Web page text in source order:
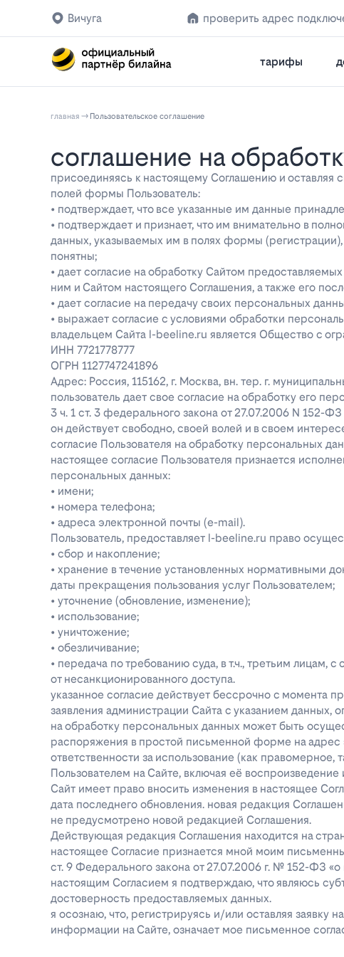
Вичуга проверить адрес
тарифы
главная Пользовательское соглашение
соглашение на
присоединяясь к настоящему Соглашению и оставляя
полей формы Пользователь:
• подтверждает, что все указанные им данные
• подтверждает и признает, что им внимательно в
данных, указываемых им в полях формы
понятны;
• дает согласие на обработку Сайтом
ним и Сайтом настоящего Соглашения, а также его
• дает согласие на передачу своих персональных
• выражает согласие с условиями обработки
владельцем Сайта l-beeline.ru является Общество с
ИНН 7721778777
ОГРН 1127747241896
Адрес: Россия, 115162, г. Москва, вн. тер. г.
пользователь дает свое согласие на обработку его
3 ч. 1 ст. 3 федерального закона от 27.07.2006 N 152-
он действует свободно, своей волей и в своем
согласие Пользователя на обработку персональных
настоящее согласие Пользователя признается
персональных данных:
• имени;
• номера телефона;
• адреса электронной почты (e-mail).
Пользователь, предоставляет l-beeline.ru право
• сбор и накопление;
• хранение в течение установленных нормативными
даты прекращения пользования услуг Пользователем;
• уточнение (обновление, изменение);
• использование;
• уничтожение;
• обезличивание;
• передача по требованию суда, в т.ч., третьим
от несанкционированного доступа.
указанное согласие действует бессрочно с момента
заявления администрации Сайта с указанием данных,
на обработку персональных данных может быть
распоряжения в простой письменной форме на
ответственности за использование (как
Пользователем на Сайте, включая её
Сайт имеет право вносить изменения в настоящее
дата последнего обновления. новая редакция
не предусмотрено новой редакцией Соглашения.
Действующая редакция Соглашения находится на
настоящее Согласие признается мной моим
ст. 9 Федерального закона от 27.07.2006 г. № 152-ФЗ
настоящим Согласием я подтверждаю, что являюсь
достоверность предоставляемых данных.
я осознаю, что, регистрируясь и/или оставляя
информации на Сайте, означает мое письменное